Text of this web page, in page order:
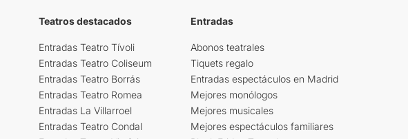
Teatros destacados
Entradas Teatro Tívoli
Entradas Teatro Coliseum
Entradas Teatro Borrás
Entradas Teatro Romea
Entradas La Villarroel
Entradas Teatro Condal
Entradas
Abonos teatrales
Tiquets regalo
Entradas espectáculos en Madrid
Mejores monólogos
Mejores musicales
Mejores espectáculos familiares